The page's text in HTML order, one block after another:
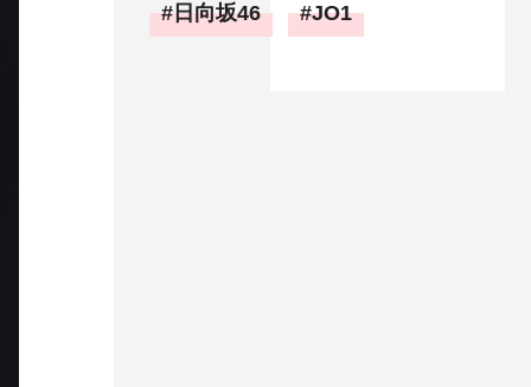
日向坂46 JO1